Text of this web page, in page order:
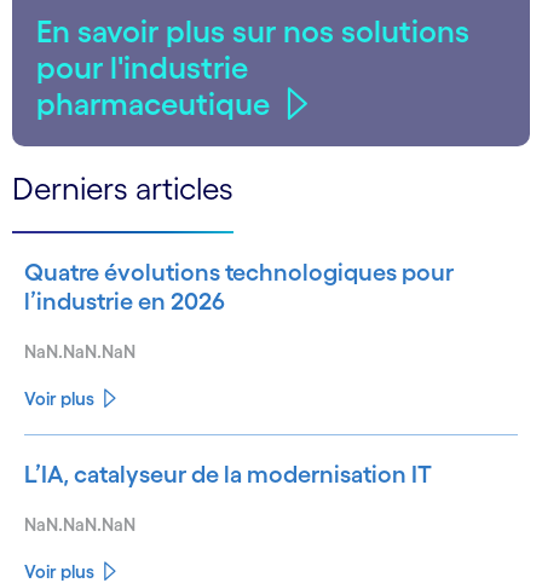
En savoir plus sur nos solutions
pour l'industrie
pharmaceutique
Derniers articles
Quatre évolutions technologiques pour
l’industrie en 2026
NaN.NaN.NaN
Voir plus
L’IA, catalyseur de la modernisation IT
NaN.NaN.NaN
Voir plus